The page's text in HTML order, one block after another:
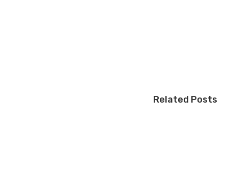
Related Posts